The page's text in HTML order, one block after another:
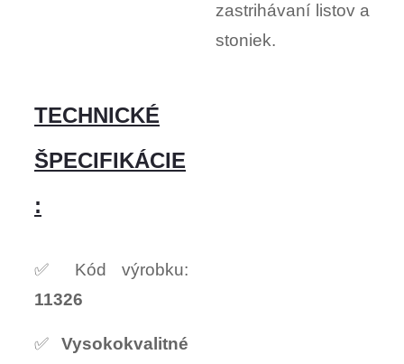
zastrihávaní listov a
stoniek.
TECHNICKÉ
ŠPECIFIKÁCIE
:
✅ Kód výrobku:
11326
✅ Vysokokvalitné